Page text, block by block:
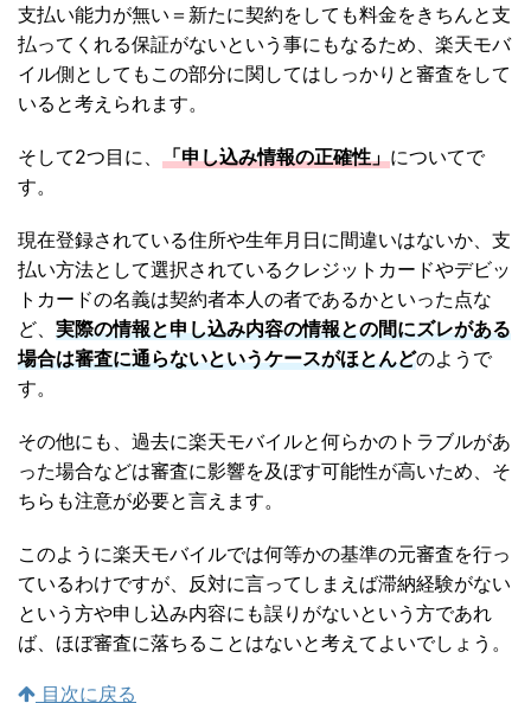
支払い能力が無い＝新たに契約をしても料金をきちんと支
払ってくれる保証がないという事にもなるため、楽天モバ
イル側としてもこの部分に関してはしっかりと審査をして
いると考えられます。
そして2つ目に、 「申し込み情報の正確性」についてで
す。
現在登録されている住所や生年月日に間違いはないか、支
払い方法として選択されているクレジットカードやデビッ
トカードの名義は契約者本人の者であるかといった点な
ど、 実際の情報と申し込み内容の情報との間にズレがある
場合は審査に通らないというケースがほとんどのようで
す。
その他にも、過去に楽天モバイルと何らかのトラブルがあ
った場合などは審査に影響を及ぼす可能性が高いため、そ
ちらも注意が必要と言えます。
このように楽天モバイルでは何等かの基準の元審査を行っ
ているわけですが、反対に言ってしまえば滞納経験がない
という方や申し込み内容にも誤りがないという方であれ
ば、ほぼ審査に落ちることはないと考えてよいでしょう。
目次に戻る